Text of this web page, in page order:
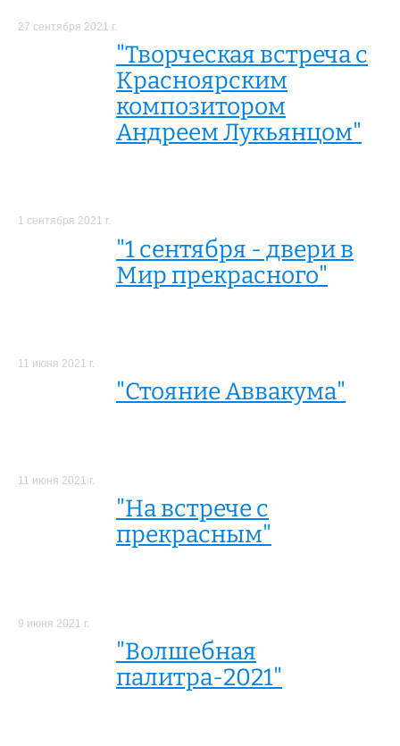
27 сентября 2021 г.
"Творческая встреча с
Красноярским
композитором
Андреем Лукьянцом"
1 сентября 2021 г.
"1 сентября - двери в
Мир прекрасного"
11 июня 2021 г.
"Стояние Аввакума"
11 июня 2021 г.
"На встрече с
прекрасным"
9 июня 2021 г.
"Волшебная
палитра-2021"